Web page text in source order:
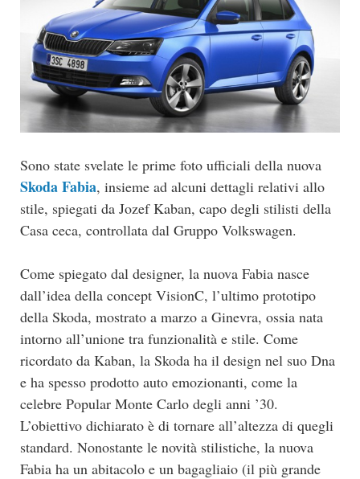
Sono state svelate le prime foto ufficiali della nuova
Skoda Fabia, insieme ad alcuni dettagli relativi allo
stile, spiegati da Jozef Kaban, capo degli stilisti della
Casa ceca, controllata dal Gruppo Volkswagen.
Come spiegato dal designer, la nuova Fabia nasce
dall’idea della concept VisionC, l’ultimo prototipo
della Skoda, mostrato a marzo a Ginevra, ossia nata
intorno all’unione tra funzionalità e stile. Come
ricordato da Kaban, la Skoda ha il design nel suo Dna
e ha spesso prodotto auto emozionanti, come la
celebre Popular Monte Carlo degli anni ’30.
L’obiettivo dichiarato è di tornare all’altezza di quegli
standard. Nonostante le novità stilistiche, la nuova
Fabia ha un abitacolo e un bagagliaio (il più grande